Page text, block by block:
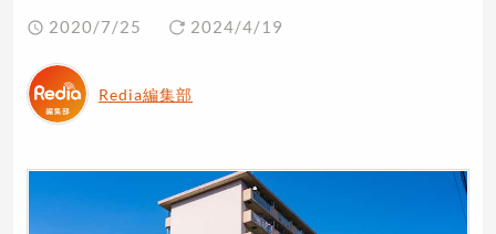
2020/7/25 2024/4/19
Redia編集部